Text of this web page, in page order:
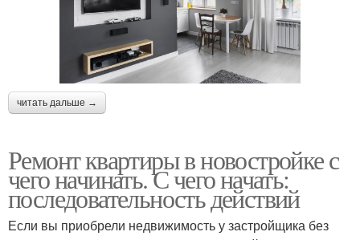
читать дальше →
Ремонт квартиры в новостройке с
чего начинать. С чего начать:
последовательность действий
Если вы приобрели недвижимость у застройщика без